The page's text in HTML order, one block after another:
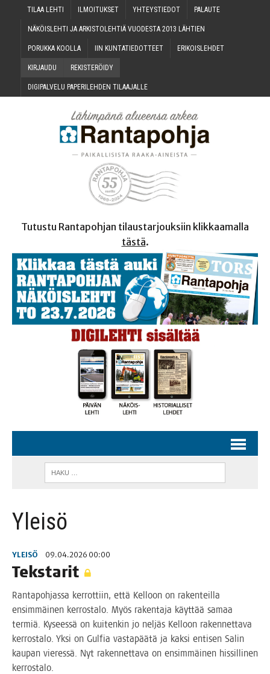
TILAA LEH­TI ILMOI­TUK­SET YHTEYS­TIE­DOT PALAU­TE
NÄKÖIS­LEH­TI JA ARKIS­TO­LEH­TIÄ VUO­DES­TA 2013 LÄHTIEN
PORUK­KA KOOLLA IIN KUN­TA­TIE­DOT­TEET ERI­KOIS­LEH­DET
KIR­JAU­DU REKIS­TE­RÖI­DY
DIGI­PAL­VE­LU PAPE­RI­LEH­DEN TILAAJALLE
Tutustu Rantapohjan tilaustarjouksiin klikkaamalla
tästä.
Yleisö
YLEISÖ 09.04.2026 00:00
Teks­ta­rit
Ran­ta­poh­jas­sa ker­rot­tiin, että Kel­loon on raken­teil­la
ensim­mäi­nen ker­ros­ta­lo. Myös raken­ta­ja käyt­tää samaa
ter­miä. Kysees­sä on kui­ten­kin jo nel­jäs Kel­loon raken­net­ta­va
ker­ros­ta­lo. Yksi on Gul­fia vas­ta­pää­tä ja kak­si enti­sen Salin
kau­pan vie­res­sä. Nyt raken­net­ta­va on ensim­mäi­nen his­sil­li­nen
kerrostalo.